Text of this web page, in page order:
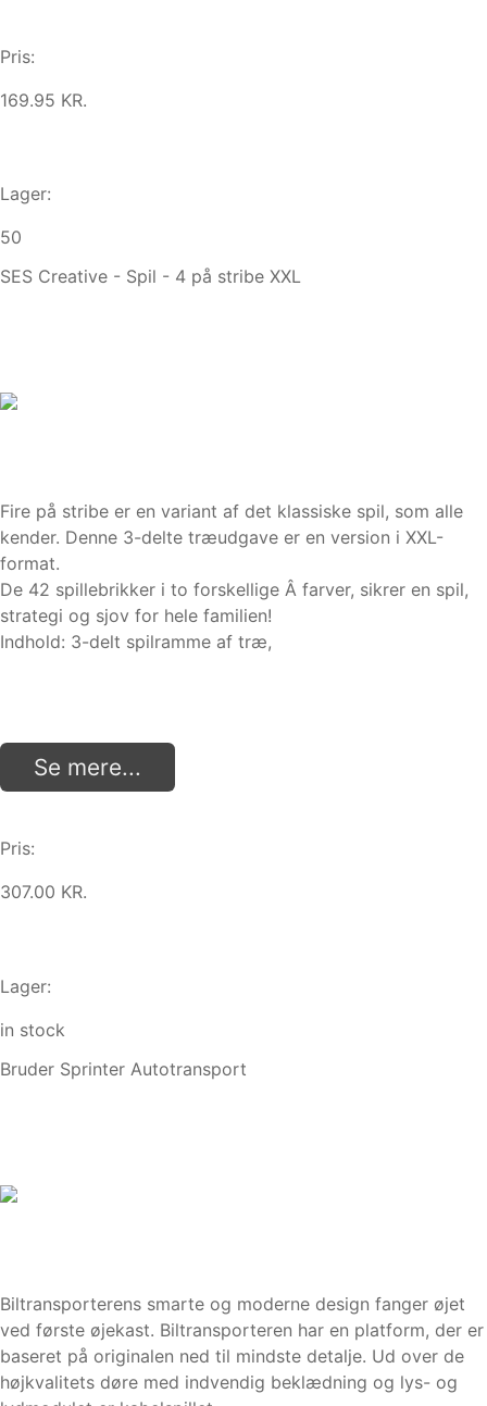
Pris:
169.95 KR.
Lager:
50
SES Creative - Spil - 4 på stribe XXL
Fire på stribe er en variant af det klassiske spil, som alle
kender. Denne 3-delte træudgave er en version i XXL-
format.
De 42 spillebrikker i to forskellige Â farver, sikrer en spil,
strategi og sjov for hele familien!
Indhold: 3-delt spilramme af træ,
Se mere...
Pris:
307.00 KR.
Lager:
in stock
Bruder Sprinter Autotransport
Biltransporterens smarte og moderne design fanger øjet
ved første øjekast. Biltransporteren har en platform, der er
baseret på originalen ned til mindste detalje. Ud over de
højkvalitets døre med indvendig beklædning og lys- og